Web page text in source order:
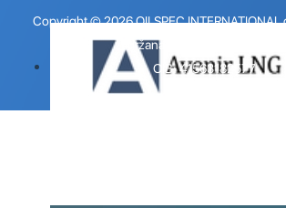
Copyright © 2026 OILSPEC INTERNATIONAL
zadržana.
OIB: 41563182577